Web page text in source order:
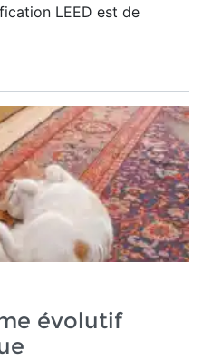
LEED est de
évolutif